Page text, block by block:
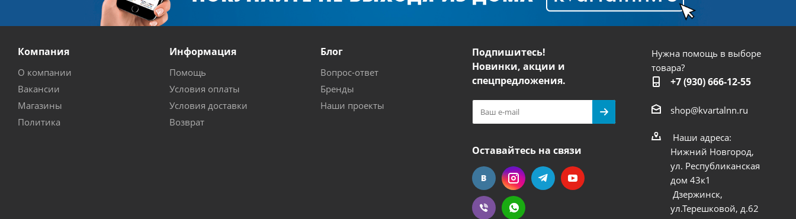
Компания
О компании
Вакансии
Магазины
Политика
Информация
Помощь
Условия оплаты
Условия доставки
Возврат
Блог
Вопрос-ответ
Бренды
Наши проекты
Подпишитесь!
Новинки, акции и
спецпредложения.
Оставайтесь на связи
Нужна помощь в выборе
товара?
+7 (930) 666-12-55
shop@kvartalnn.ru
Наши адреса:
Нижний Новгород,
ул. Республиканская
дом 43к1
Дзержинск,
ул.Терешковой, д.62